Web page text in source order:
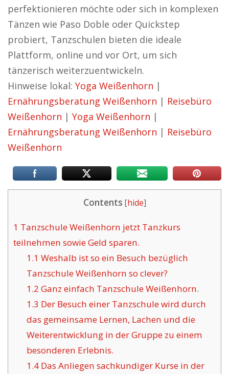
perfektionieren möchte oder sich in komplexen
Tänzen wie Paso Doble oder Quickstep
probiert, Tanzschulen bieten die ideale
Plattform, online und vor Ort, um sich
tänzerisch weiterzuentwickeln.
Hinweise lokal: Yoga Weißenhorn |
Ernährungsberatung Weißenhorn | Reisebüro
Weißenhorn | Yoga Weißenhorn |
Ernährungsberatung Weißenhorn | Reisebüro
Weißenhorn
Contents [hide]
1 Tanzschule Weißenhorn jetzt Tanzkurs
teilnehmen sowie Geld sparen.
1.1 Weshalb ist so ein Besuch bezüglich
Tanzschule Weißenhorn so clever?
1.2 Ganz einfach Tanzschule Weißenhorn.
1.3 Der Besuch einer Tanzschule wird durch
das gemeinsame Lernen, Lachen und die
Weiterentwicklung in der Gruppe zu einem
besonderen Erlebnis.
1.4Das Anliegen sachkundiger Kurse in der